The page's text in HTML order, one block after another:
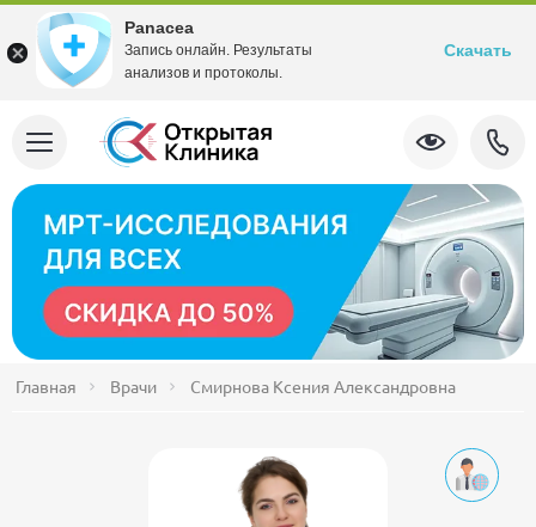
Главная Врачи Смирнова Ксения Александровна
Panacea
Запись онлайн. Результаты
анализов и протоколы.
Скачать